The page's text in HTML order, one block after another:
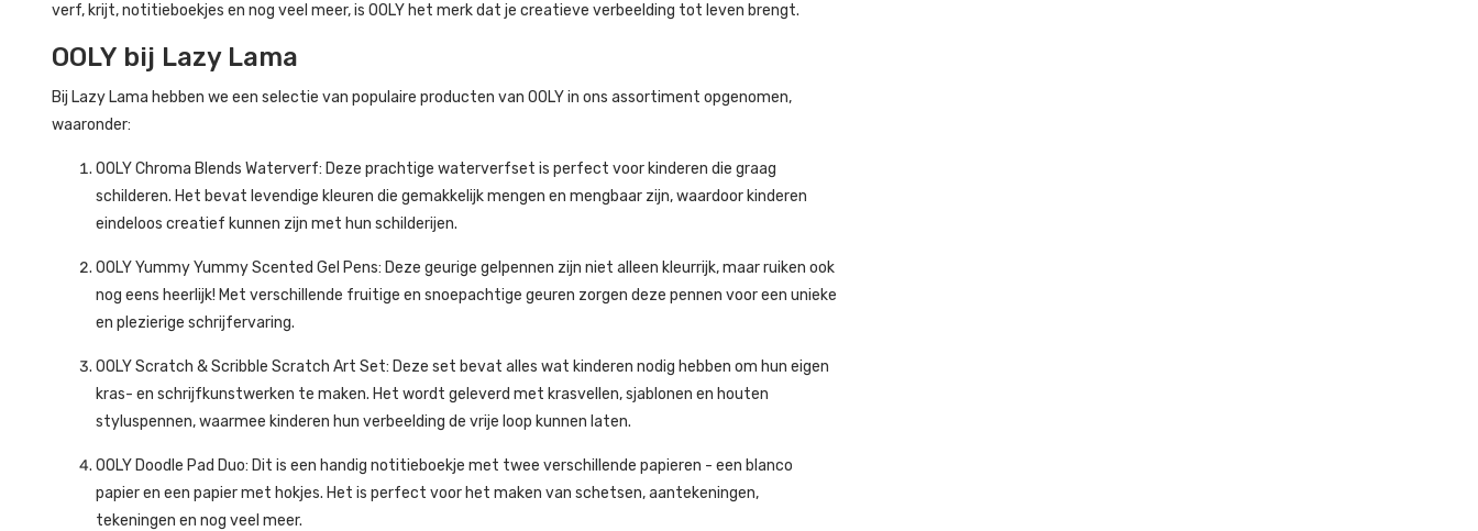
verf, krijt, notitieboekjes en nog veel meer, is OOLY het merk dat je creatieve verbeelding tot leven brengt.
OOLY bij Lazy Lama
Bij Lazy Lama hebben we een selectie van populaire producten van OOLY in ons assortiment opgenomen,
waaronder:
OOLY Chroma Blends Waterverf: Deze prachtige waterverfset is perfect voor kinderen die graag
schilderen. Het bevat levendige kleuren die gemakkelijk mengen en mengbaar zijn, waardoor kinderen
eindeloos creatief kunnen zijn met hun schilderijen.
OOLY Yummy Yummy Scented Gel Pens: Deze geurige gelpennen zijn niet alleen kleurrijk, maar ruiken ook
nog eens heerlijk! Met verschillende fruitige en snoepachtige geuren zorgen deze pennen voor een unieke
en plezierige schrijfervaring.
OOLY Scratch & Scribble Scratch Art Set: Deze set bevat alles wat kinderen nodig hebben om hun eigen
kras- en schrijfkunstwerken te maken. Het wordt geleverd met krasvellen, sjablonen en houten
styluspennen, waarmee kinderen hun verbeelding de vrije loop kunnen laten.
OOLY Doodle Pad Duo: Dit is een handig notitieboekje met twee verschillende papieren - een blanco
papier en een papier met hokjes. Het is perfect voor het maken van schetsen, aantekeningen,
tekeningen en nog veel meer.